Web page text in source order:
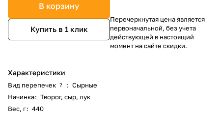
В корзину
Купить в 1 клик
Характеристики
Вид перепечек ? : Сырные
Начинка: Творог, сыр, лук
Вес, г: 440
Перечеркнутая цена является
первоначальной, без учета
действующей в настоящий
момент на сайте скидки.